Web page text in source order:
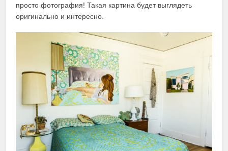
просто фотография! Такая картина будет выглядеть
оригинально и интересно.